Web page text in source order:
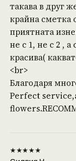
такава в друг
крайна сметка
приятната
не с 1, не с 2 ,
красива(
<br>
Благодаря
Perfect
★★★★★